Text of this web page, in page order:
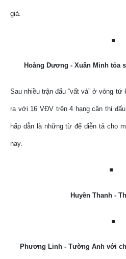
giả.
Hoàng Dương - Xuân Minh tỏa
Sau nhiều trận đấu “vất vả” ở vòng
ra với 16 VĐV trên 4 hạng cân thi
hấp dẫn là những từ để diễn tả cho
nay.
Huyền Thanh -
Phương Linh - Tường Anh với